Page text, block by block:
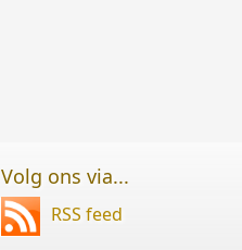
Volg ons via...
RSS feed